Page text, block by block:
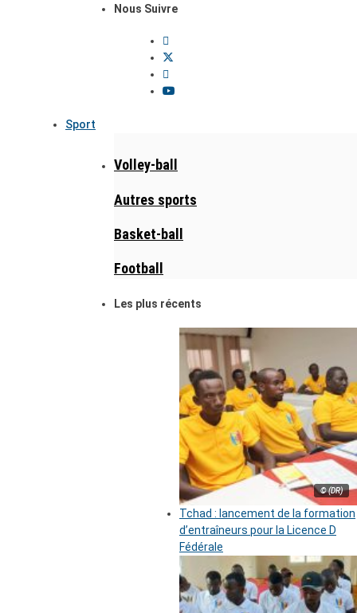
Nous Suivre
Sport
Volley-ball
Autres sports
Basket-ball
Football
Les plus récents
© (DR)
Tchad : lancement de la formation
d’entraîneurs pour la Licence D
Fédérale